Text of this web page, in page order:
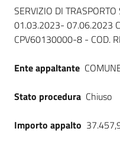
Piattaforme
telematiche
Dati del bando
SERVIZIO DI
01.03.2023- 07.06.2023
CPV60130000-8 - COD.
Ente appaltante
Stato procedura Chiuso
Importo appalto